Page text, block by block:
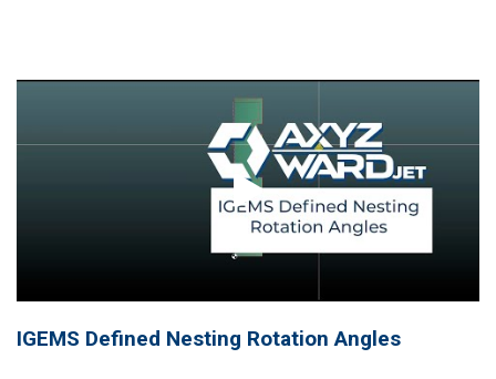
IGEMS Defined Nesting Rotation Angles